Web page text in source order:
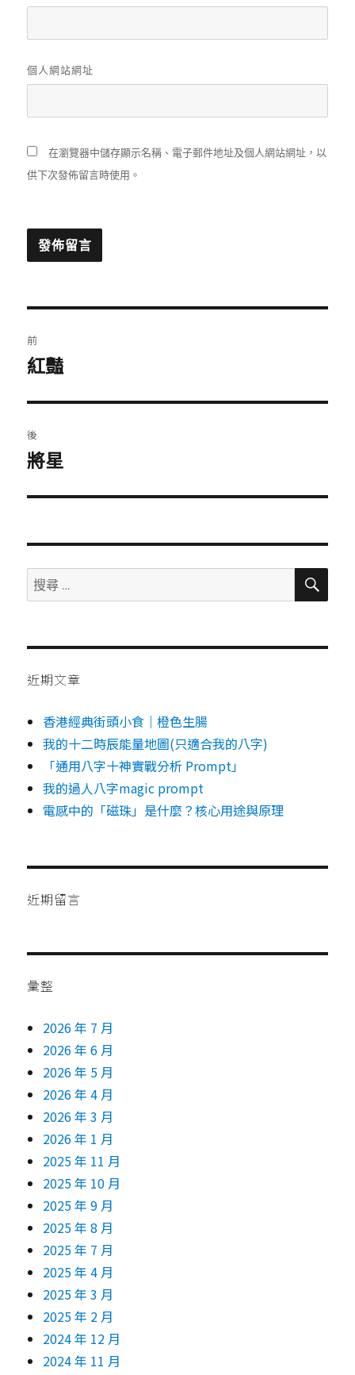
個人網站網址
在瀏覽器中儲存顯示名稱、電子郵件地址及個人網站網址，以
供下次發佈留言時使用。
章
覽
前
上
篇
文
章：
紅豔
後
下
篇
章：
將星
搜
尋：
搜
近期文章
香港經典街頭小食｜橙色生腸
我的十二時辰能量地圖(只適合我的八字)
「通用八字十神實戰分析 Prompt」
我的過人八字magic prompt
電感中的「磁珠」是什麼？核心用途與原理
近期留言
彙整
2026 年 7 月
2026 年 6 月
2026 年 5 月
2026 年 4 月
2026 年 3 月
2026 年 1 月
2025 年 11 月
2025 年 10 月
2025 年 9 月
2025 年 8 月
2025 年 7 月
2025 年 4 月
2025 年 3 月
2025 年 2 月
2024 年 12 月
2024 年 11 月